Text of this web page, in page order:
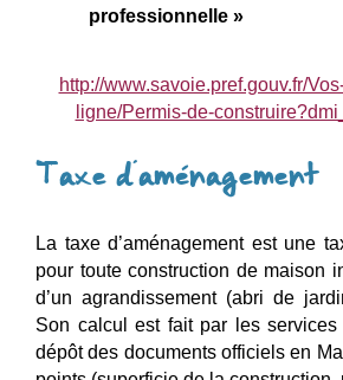
professionnelle »
http://www.savoie.pref.gouv.fr/
ligne/Permis-de-
Taxe d’aménagement
La taxe d’aménagement est une
pour toute construction de maison
d’un agrandissement (abri de
Son calcul est fait par les
dépôt des documents officiels en